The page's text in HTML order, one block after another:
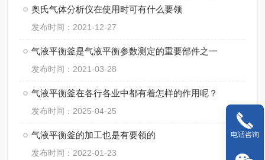
奥氏气体分析仪在使用时可有什么要领
发布时间：2021-12-27
气液平衡釜是气液平衡参数测定的重要部件之一
发布时间：2021-03-28
气液平衡釜在各行各业中都有着怎样的作用呢？
发布时间：2025-04-25
气液平衡釜的加工也是有要领的
发布时间：2022-01-23
电话咨询